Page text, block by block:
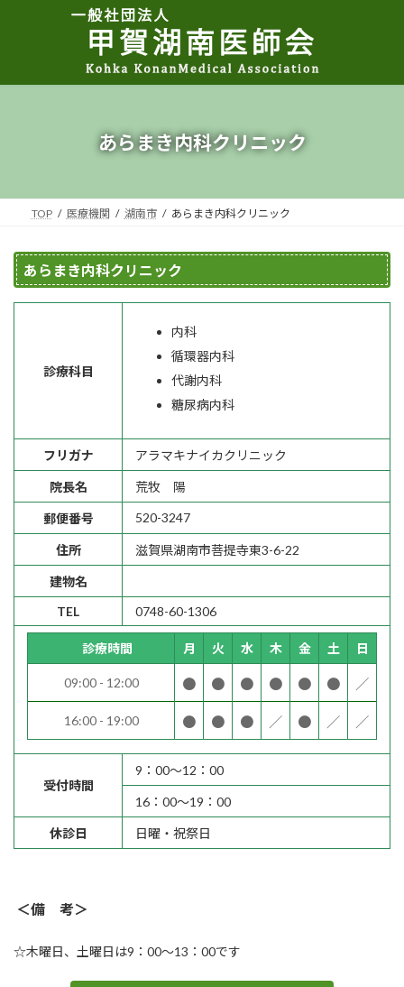
あらまき内科クリニック
TOP 医療機関 湖南市 あらまき内科クリニック
あらまき内科クリニック
診療科目
内科
循環器内科
代謝内科
糖尿病内科
フリガナ アラマキナイカクリニック
院長名 荒牧 陽
郵便番号 520-3247
住所 滋賀県湖南市菩提寺東3-6-22
建物名
TEL
0748-60-1306
診療時間 月 火 水 木 金 土 日
09:00 - 12:00 ● ● ● ● ● ● ／
16:00 - 19:00 ● ● ● ／ ● ／ ／
受付時間
9：00～12：00
16：00～19：00
休診日 日曜・祝祭日
＜備 考＞
☆木曜日、土曜日は9：00～13：00です